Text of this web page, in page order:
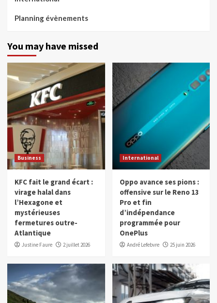
Planning évènements
You may have missed
Business
KFC fait le grand écart :
virage halal dans
l’Hexagone et
mystérieuses
fermetures outre-
Atlantique
Justine Faure 2 juillet 2026
International
Oppo avance ses pions :
offensive sur le Reno 13
Pro et fin
d’indépendance
programmée pour
OnePlus
André Lefebvre 25 juin 2026